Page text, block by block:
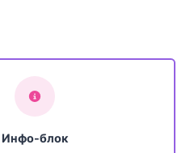
Инфо-блок